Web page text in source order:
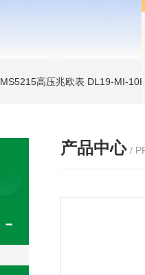
MS5215高压兆欧表 DL19-MI-
产品中心 /